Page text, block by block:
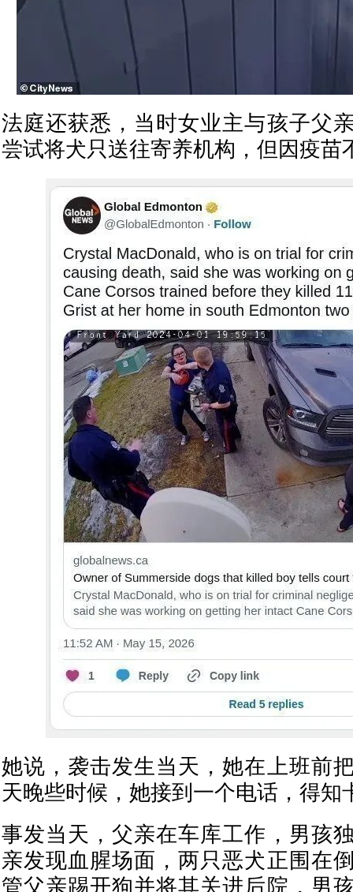
法庭还获悉，当时女业主与孩子父
尝试将犬只送往寄养机构，但因疫苗
她说，袭击发生当天，她在上班前
天晚些时候，她接到一个电话，得知
事发当天，父亲在车库工作，男孩
亲发现血腥场面，两只恶犬正围在
管父亲踢开狗并将其关进后院，男